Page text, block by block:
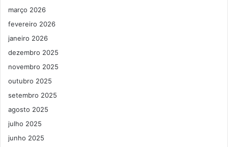
março 2026
fevereiro 2026
janeiro 2026
dezembro 2025
novembro 2025
outubro 2025
setembro 2025
agosto 2025
julho 2025
junho 2025